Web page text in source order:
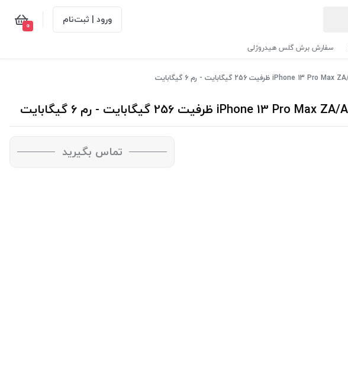
ورود | ثبت‌نام 0
سفارش برش گلس هیدروژلی
تماس بگیرید